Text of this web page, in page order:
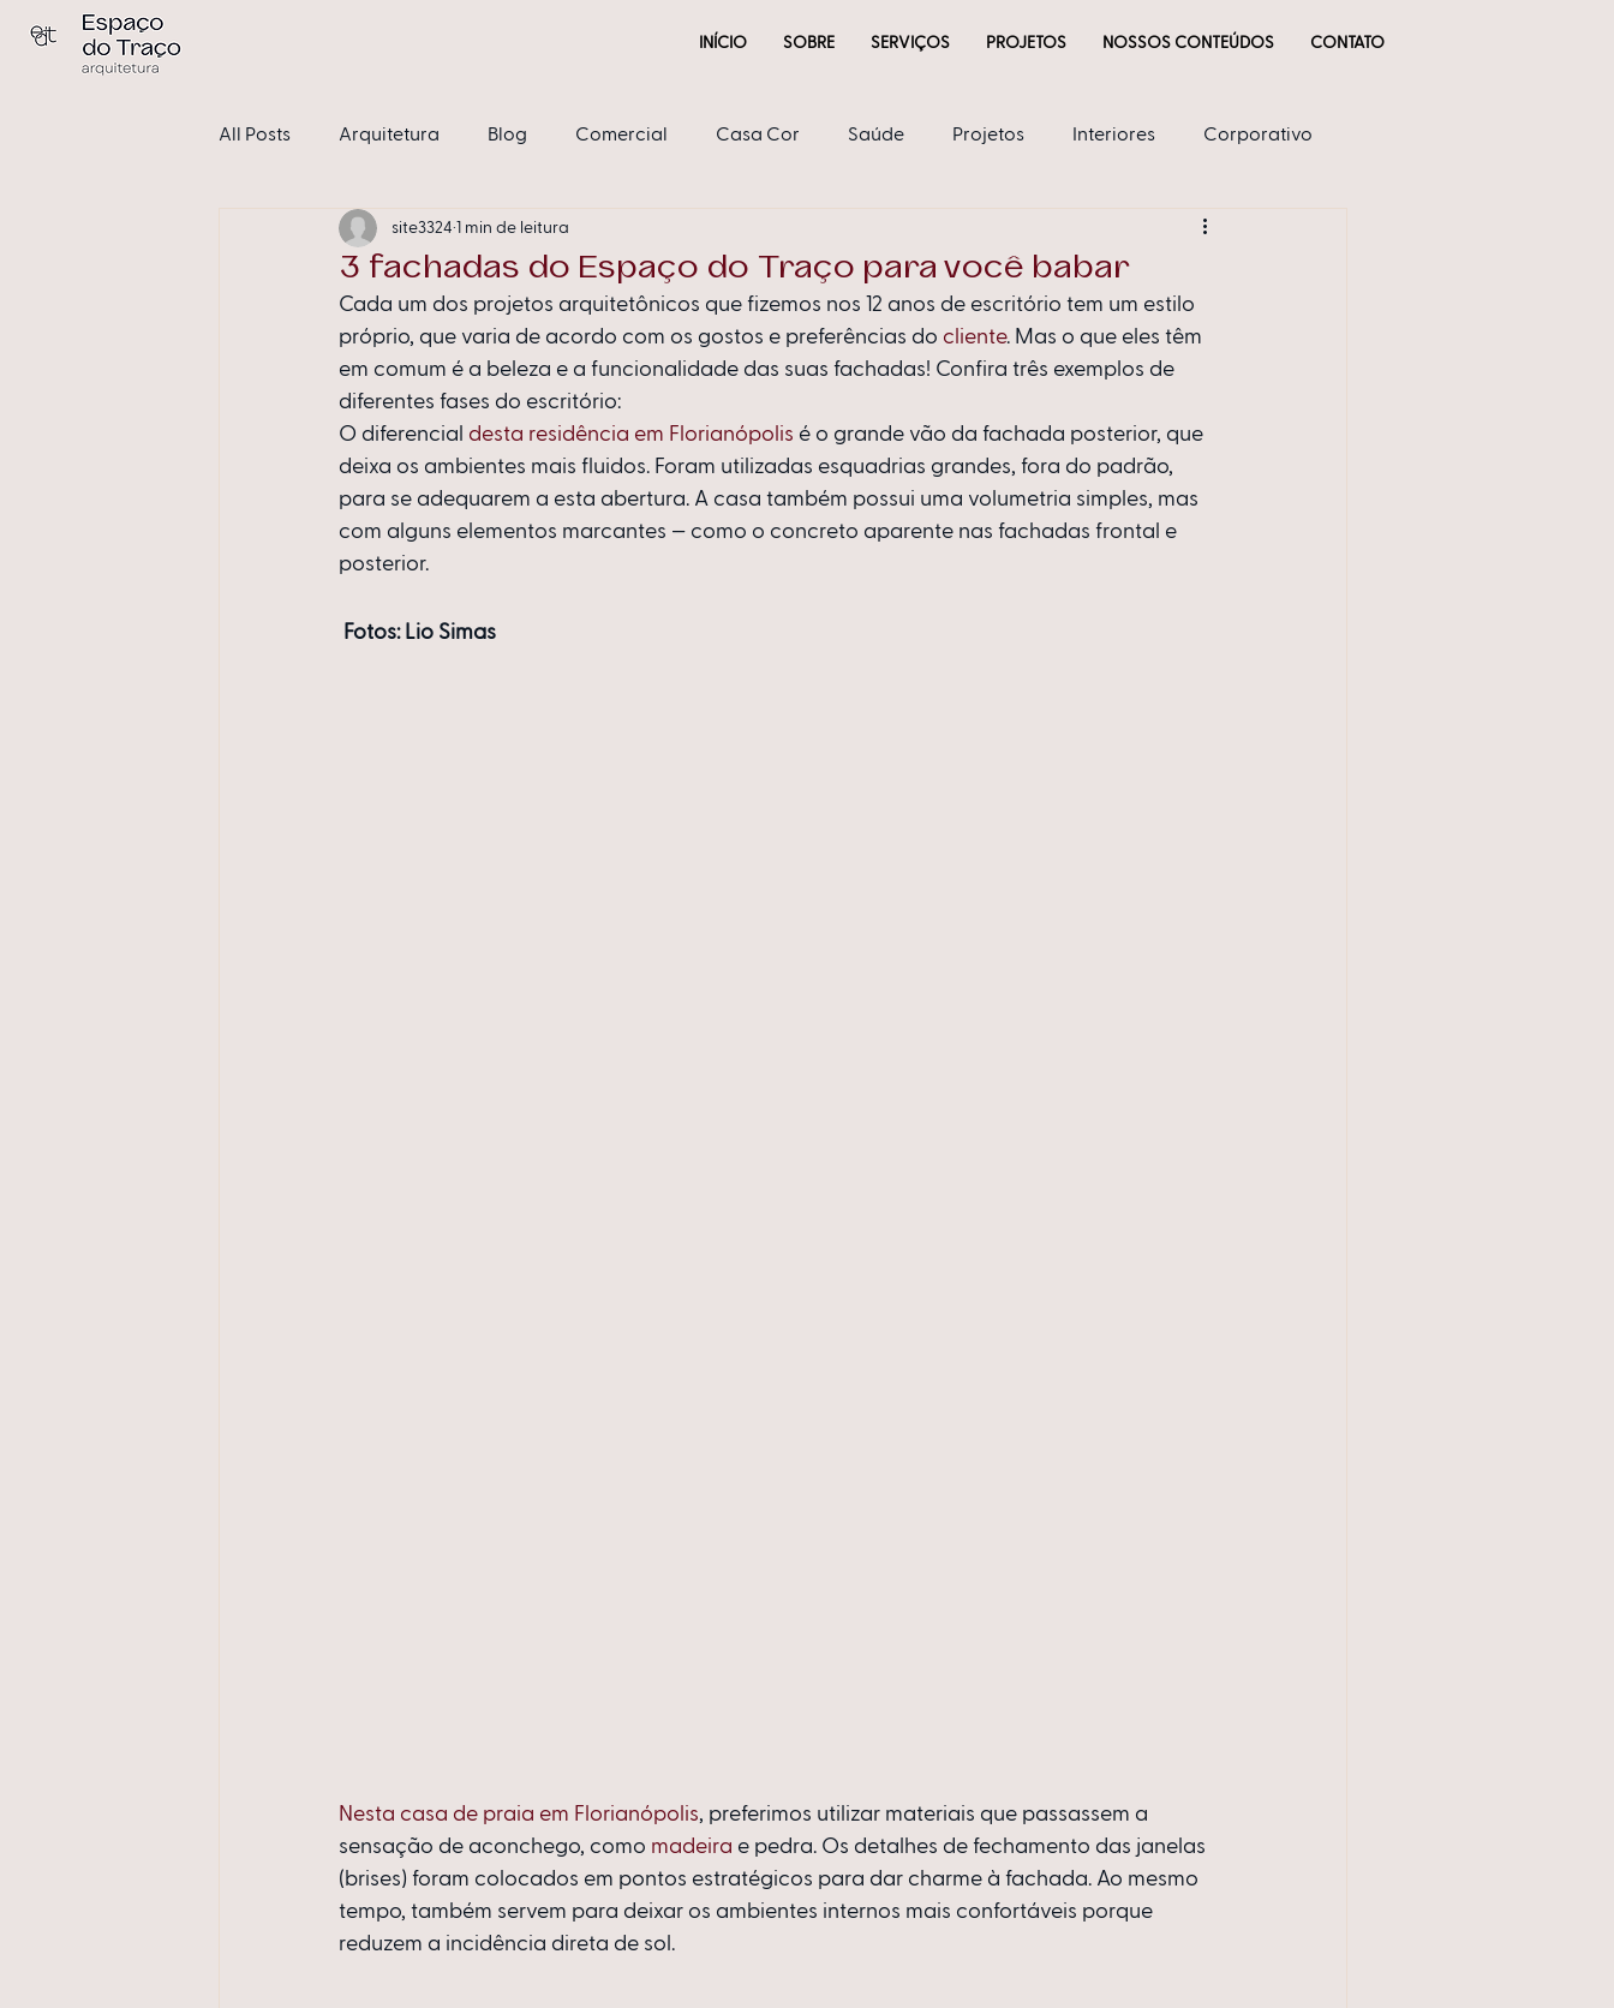
INÍCIO SOBRE SERVIÇOS PROJETOS NOSSOS CONTEÚDOS CONTATO
All Posts Arquitetura Blog Comercial Casa Cor Saúde Projetos Interiores Corporativo
Condomínios Sem categoria
3 fachadas do Espaço do Traço para você babar
site3324 1 min de leitura
Cada um dos projetos arquitetônicos que fizemos nos 12 anos de escritório tem um estilo
próprio, que varia de acordo com os gostos e preferências do cliente. Mas o que eles têm
em comum é a beleza e a funcionalidade das suas fachadas! Confira três exemplos de
diferentes fases do escritório:
O diferencial desta residência em Florianópolis é o grande vão da fachada posterior, que
deixa os ambientes mais fluidos. Foram utilizadas esquadrias grandes, fora do padrão,
para se adequarem a esta abertura. A casa também possui uma volumetria simples, mas
com alguns elementos marcantes — como o concreto aparente nas fachadas frontal e
posterior.
Fotos: Lio Simas
Nesta casa de praia em Florianópolis, preferimos utilizar materiais que passassem a
sensação de aconchego, como madeira e pedra. Os detalhes de fechamento das janelas
(brises) foram colocados em pontos estratégicos para dar charme à fachada. Ao mesmo
tempo, também servem para deixar os ambientes internos mais confortáveis porque
reduzem a incidência direta de sol.